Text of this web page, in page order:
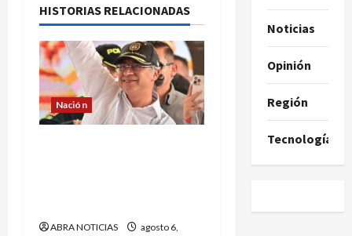
i
ó
n
d
n
HISTORIAS RELACIONADAS
Nación
ABRA NOTICIAS
agosto 6,
Noticias
Opinión
Región
Tecnología